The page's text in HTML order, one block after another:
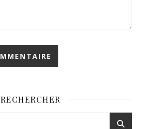
RECHERCHER